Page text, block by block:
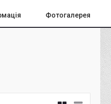
Фотогалерея